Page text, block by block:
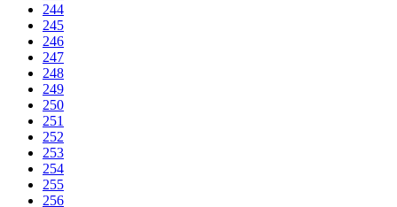
244
245
246
247
248
249
250
251
252
253
254
255
256